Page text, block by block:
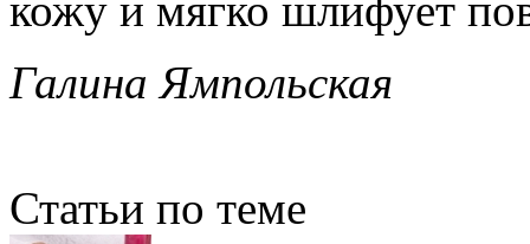
Галина Ямпольская
Статьи по теме